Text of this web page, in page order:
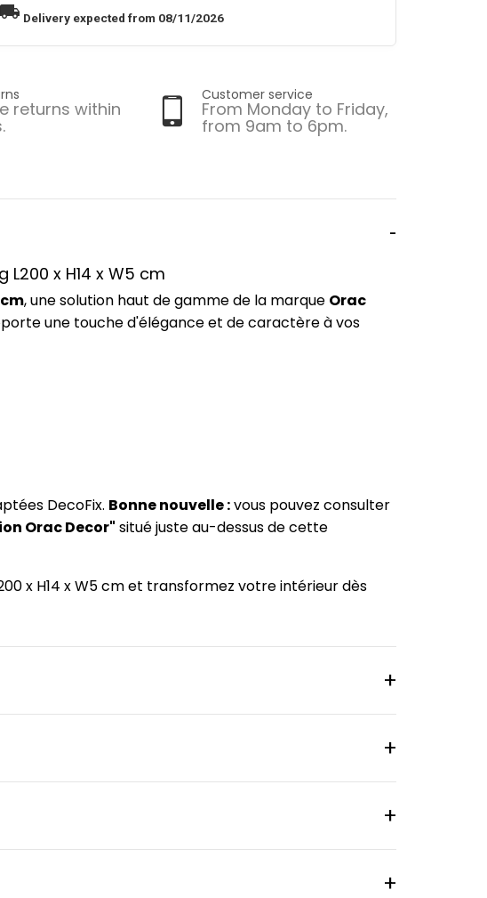
local_shipping Delivery expected from 08/11/2026
returns within
Customer service
From Monday to Friday,
from 9am to 6pm.
x H14 x W5 cm
, une solution haut de gamme de la marque Orac
une touche d'élégance et de caractère à vos
DecoFix. Bonne nouvelle :vous pouvez consulter
Orac Decor" situé juste au-dessus de cette
x H14 x W5 cm et transformez votre intérieur dès